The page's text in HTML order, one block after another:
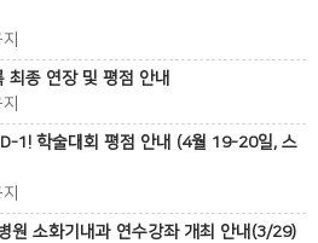
최종 연장 및 평점 안내
1! 학술대회 평점 안내 (4월 19-20일, 스
원 소화기내과 연수강좌 개최 안내(3/29)